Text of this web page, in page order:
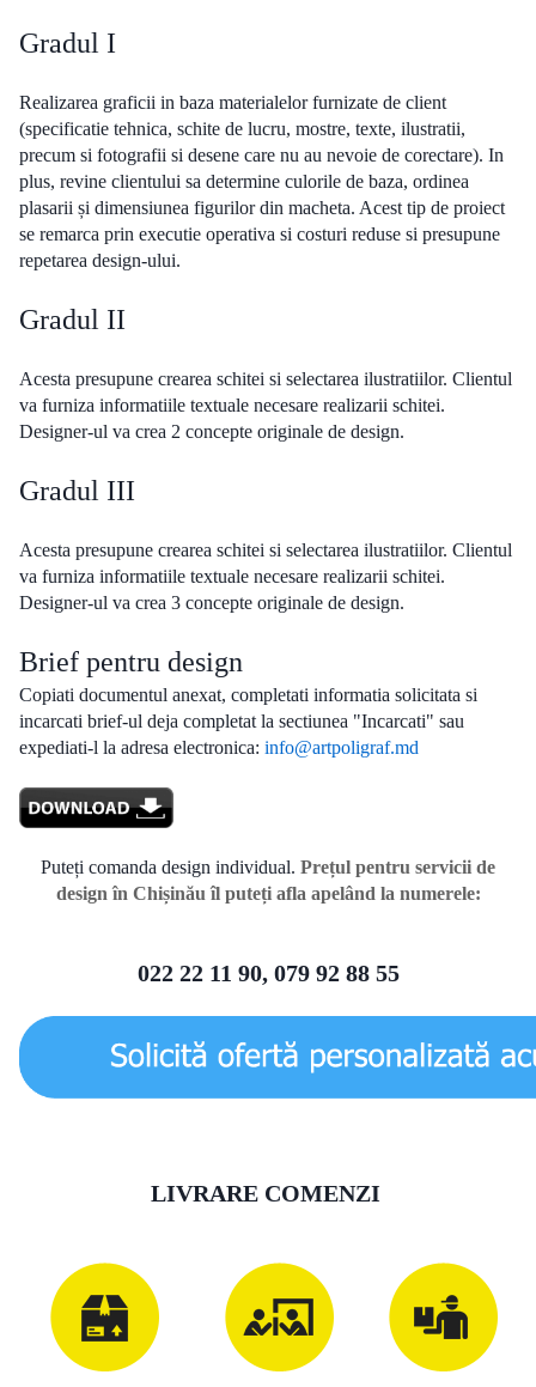
Gradul I
Realizarea graficii in baza materialelor furnizate de client
(specificatie tehnica, schite de lucru, mostre, texte, ilustratii,
precum si fotografii si desene care nu au nevoie de corectare). In
plus, revine clientului sa determine culorile de baza, ordinea
plasarii și dimensiunea figurilor din macheta. Acest tip de proiect
se remarca prin executie operativa si costuri reduse si presupune
repetarea design-ului.
Gradul II
Acesta presupune crearea schitei si selectarea ilustratiilor. Clientul
va furniza informatiile textuale necesare realizarii schitei.
Designer-ul va crea 2 concepte originale de design.
Gradul III
Acesta presupune crearea schitei si selectarea ilustratiilor. Clientul
va furniza informatiile textuale necesare realizarii schitei.
Designer-ul va crea 3 concepte originale de design.
Brief pentru design
Copiati documentul anexat, completati informatia solicitata si
incarcati brief-ul deja completat la sectiunea "Incarcati" sau
expediati-l la adresa electronica: info@artpoligraf.md
Puteți comanda design individual. Prețul pentru servicii de
design în Chișinău îl puteți afla apelând la numerele:
022 22 11 90, 079 92 88 55
LIVRARE COMENZI